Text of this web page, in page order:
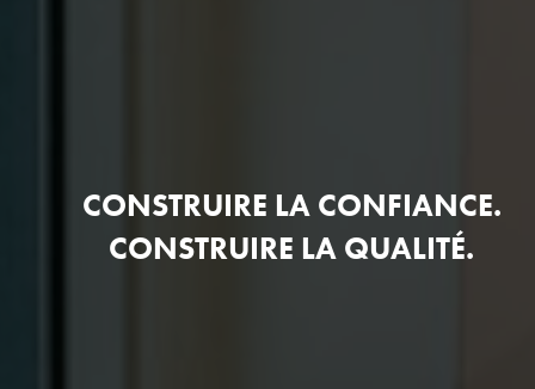
CONSTRUIRE LA CONFIANCE.
CONSTRUIRE LA QUALITÉ.